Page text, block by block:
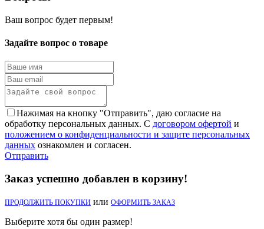
Ваш вопрос будет первым!
Задайте вопрос о товаре
Нажимая на кнопку "Отправить", даю согласие на
обработку персональных данных. С договором офертой и
положением о конфиденциальности и защите персональных
данных ознакомлен и согласен.
Отправить
Заказ успешно добавлен в корзину!
ПРОДОЛЖИТЬ ПОКУПКИ или ОФОРМИТЬ ЗАКАЗ
Выберите хотя бы один размер!